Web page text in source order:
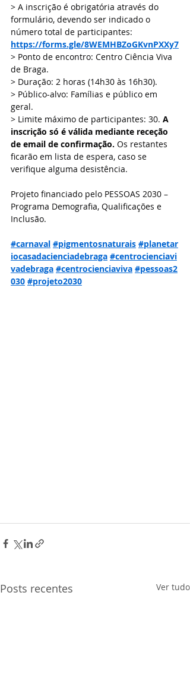
> A inscrição é obrigatória através do
formulário, devendo ser indicado o
número total de participantes:
https://forms.gle/8WEMHBZoGKvnPXXy7
> Ponto de encontro: Centro Ciência Viva
de Braga.
> Duração: 2 horas (14h30 às 16h30).
> Público-alvo: Famílias e público em
geral.
> Limite máximo de participantes: 30. A
inscrição só é válida mediante receção
de email de confirmação. Os restantes
ficarão em lista de espera, caso se
verifique alguma desistência.
Projeto financiado pelo PESSOAS 2030 –
Programa Demografia, Qualificações e
Inclusão.
#carnaval #pigmentosnaturais #planetar
iocasadacienciadebraga #centrocienciavi
vadebraga #centrocienciaviva #pessoas2
030 #projeto2030
Posts recentes Ver tudo